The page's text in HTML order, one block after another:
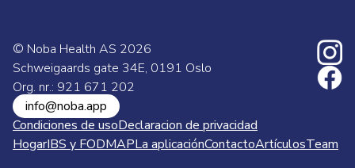
© Noba Health AS 2026
Schweigaards gate 34E, 0191 Oslo
Org. nr.: 921 671 202
info@noba.app
Condiciones de usoDeclaracion de privacidad
HogarIBS y FODMAPLa aplicaciónContactoArtículosTeam